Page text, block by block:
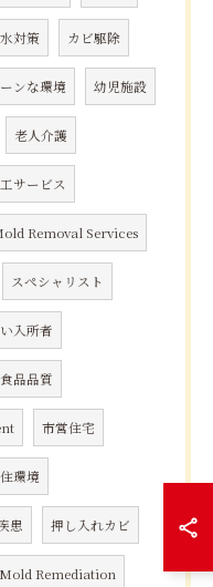
対策 カビ駆除
ンな環境 幼児施設
老人介護
サービス
Removal Services
スペシャリスト
入所者
食品品質
市営住宅
環境
患 押し入れカビ
Remediation